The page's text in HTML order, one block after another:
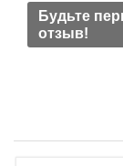
Будьте
отзыв!